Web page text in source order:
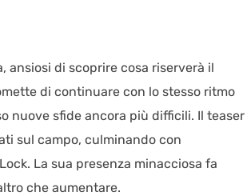
ansiosi di scoprire cosa riserverà il
di continuare con lo stesso ritmo
nuove sfide ancora più difficili. Il teaser
sul campo, culminando con
La sua presenza minacciosa fa
che aumentare.